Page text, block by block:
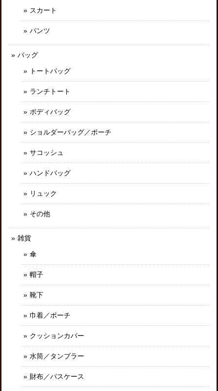
スカート
パンツ
バッグ
トートバッグ
ランチトート
ボディバッグ
ショルダーバッグ／ポーチ
サコッシュ
ハンドバッグ
リュック
その他
雑貨
傘
帽子
靴下
巾着／ポーチ
クッションカバー
水筒／タンブラー
財布／パスケース